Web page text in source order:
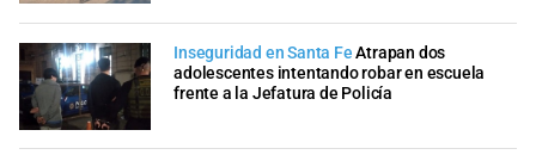
Inseguridad en Santa Fe Atrapan dos
adolescentes intentando robar en escuela
frente a la Jefatura de Policía